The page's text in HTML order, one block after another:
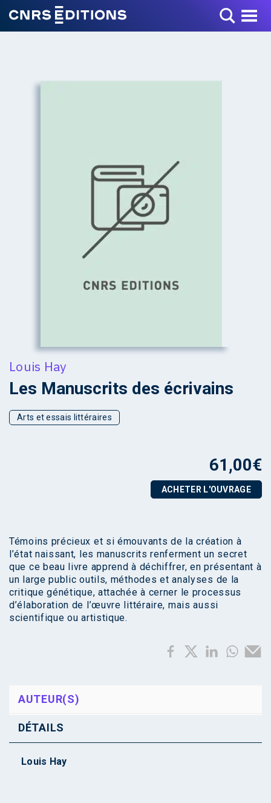
Toggle Menu
Louis Hay
Les Manuscrits des écrivains
Arts et essais littéraires
61,00€
ACHETER L'OUVRAGE
Témoins précieux et si émouvants de la création à
l’état naissant, les manuscrits renferment un secret
que ce beau livre apprend à déchiffrer, en présentant à
un large public outils, méthodes et analyses de la
critique génétique, attachée à cerner le processus
d’élaboration de l’œuvre littéraire, mais aussi
scientifique ou artistique.
AUTEUR(S)
DÉTAILS
Louis Hay